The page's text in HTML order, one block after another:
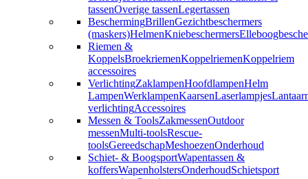
tassenOverige tassenLegertassen
BeschermingBrillenGezichtbeschermers
(maskers)HelmenKniebeschermers
Riemen &
KoppelsBroekriemenKoppelriemenKoppelriem
accessoires
VerlichtingZaklampenHoofdlampenHelm
LampenWerklampenKaarsenLaserlampjes
verlichtingAccessoires
Messen & ToolsZakmessenOutdoor
messenMulti-toolsRescue-
toolsGereedschapMeshoezenOnderhoud
Schiet- & BoogsportWapentassen &
koffersWapenholstersOnderhoudSchietsport